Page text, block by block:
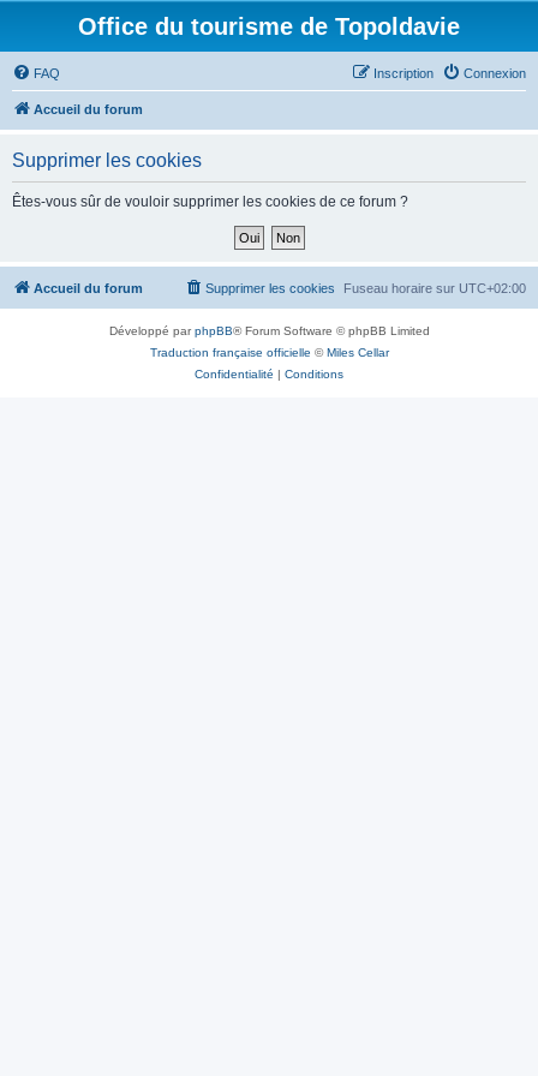
Office du tourisme de Topoldavie
FAQ Connexion
Inscription
Accueil du forum
Supprimer les cookies
Êtes-vous sûr de vouloir supprimer les cookies de ce forum ?
Accueil du forum Fuseau horaire sur UTC+02:00
Supprimer les cookies
Développé parphpBB® Forum Software © phpBB Limited
Traduction française officielle ©Miles Cellar
Confidentialité | Conditions